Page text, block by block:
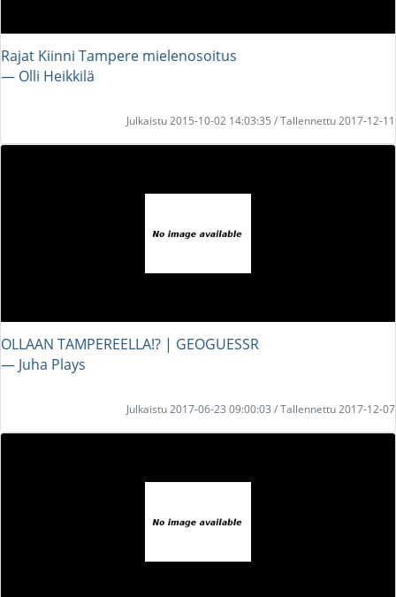
Rajat Kiinni Tampere mielenosoitus
― Olli Heikkilä
Julkaistu 2015-10-02 14:03:35 / Tallennettu 2017-12-11
OLLAAN TAMPEREELLA!? | GEOGUESSR
― Juha Plays
Julkaistu 2017-06-23 09:00:03 / Tallennettu 2017-12-07